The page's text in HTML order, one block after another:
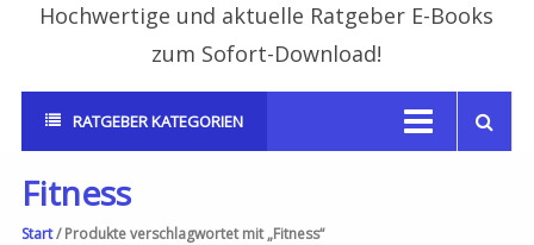
Hochwertige und aktuelle Ratgeber E-Books
zum Sofort-Download!
RATGEBER KATEGORIEN
Fitness
Start/ Produkte verschlagwortet mit „Fitness“